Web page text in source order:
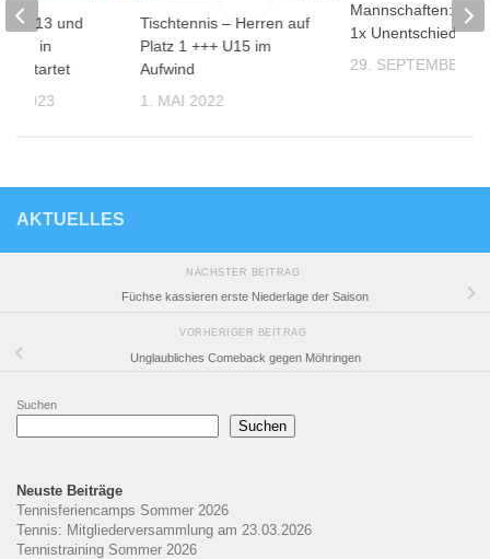
Tischtennis – Herren auf
Platz 1 +++ U15 im
Aufwind
1. MAI 2022
Mannschaften: 3x
1x Unentschieden
29. SEPTEMBER
– U13 und
in
gestartet
2023
AKTUELLES
NÄCHSTER BEITRAG
Füchse kassieren erste Niederlage der Saison
VORHERIGER BEITRAG
Unglaubliches Comeback gegen Möhringen
Suchen
Suchen
Neuste Beiträge
Tennisferiencamps Sommer 2026
Tennis: Mitgliederversammlung am 23.03.2026
Tennistraining Sommer 2026